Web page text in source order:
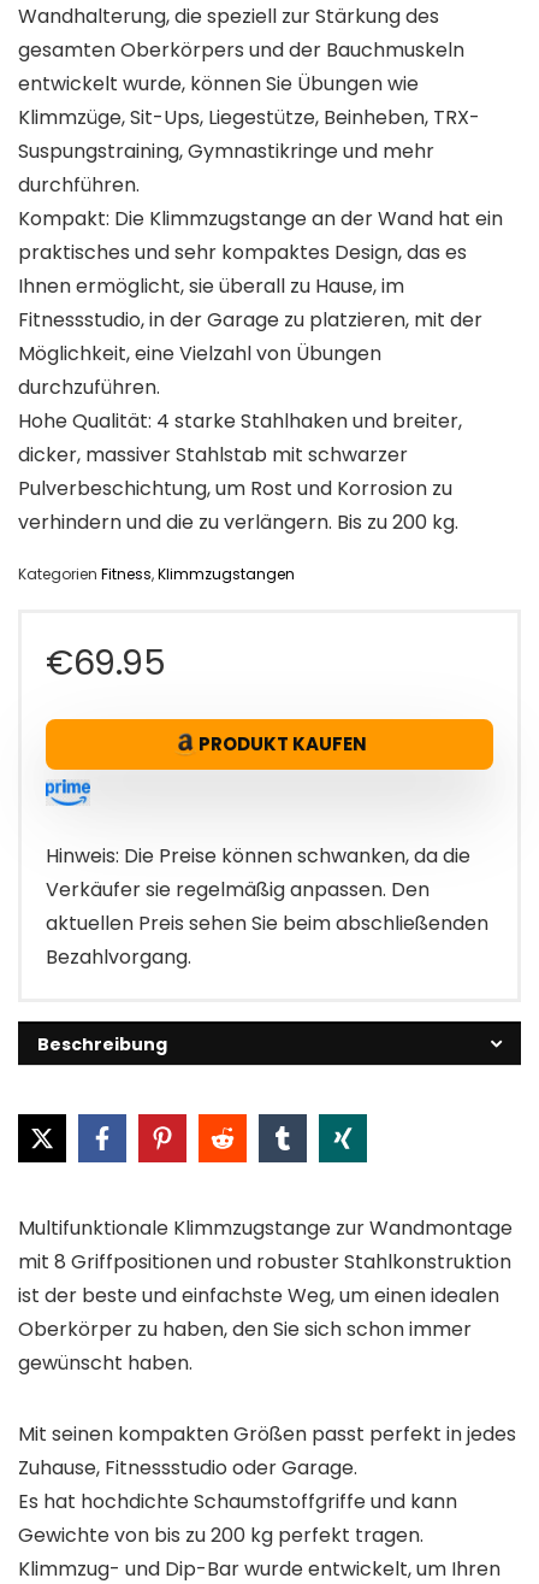
Wandhalterung, die speziell zur Stärkung des
gesamten Oberkörpers und der Bauchmuskeln
entwickelt wurde, können Sie Übungen wie
Klimmzüge, Sit-Ups, Liegestütze, Beinheben, TRX-
Suspungstraining, Gymnastikringe und mehr
durchführen.
Kompakt: Die Klimmzugstange an der Wand hat ein
praktisches und sehr kompaktes Design, das es
Ihnen ermöglicht, sie überall zu Hause, im
Fitnessstudio, in der Garage zu platzieren, mit der
Möglichkeit, eine Vielzahl von Übungen
durchzuführen.
Hohe Qualität: 4 starke Stahlhaken und breiter,
dicker, massiver Stahlstab mit schwarzer
Pulverbeschichtung, um Rost und Korrosion zu
verhindern und die zu verlängern. Bis zu 200 kg.
Kategorien Fitness,Klimmzugstangen
€69.95
PRODUKT KAUFEN
Hinweis: Die Preise können schwanken, da die
Verkäufer sie regelmäßig anpassen. Den
aktuellen Preis sehen Sie beim abschließenden
Bezahlvorgang.
Beschreibung
Multifunktionale Klimmzugstange zur Wandmontage
mit 8 Griffpositionen und robuster Stahlkonstruktion
ist der beste und einfachste Weg, um einen idealen
Oberkörper zu haben, den Sie sich schon immer
gewünscht haben.
Mit seinen kompakten Größen passt perfekt in jedes
Zuhause, Fitnessstudio oder Garage.
Es hat hochdichte Schaumstoffgriffe und kann
Gewichte von bis zu 200 kg perfekt tragen.
Klimmzug- und Dip-Bar wurde entwickelt, um Ihren